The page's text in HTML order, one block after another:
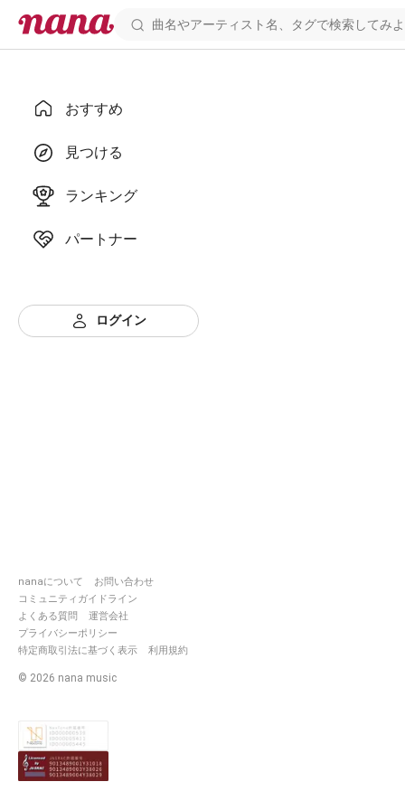
おすすめ
見つける
ランキング
パートナー
ログイン
nanaについて
お問い合わせ
コミュニティガイドライン
よくある質問
運営会社
プライバシーポリシー
特定商取引法に基づく表示
利用規約
© 2026 nana music